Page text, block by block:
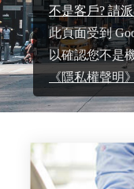
不是客戶? 請
此頁面受到
以確認您不是
《隱私權聲明》